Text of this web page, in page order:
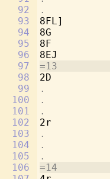
92
93
94
95
96
97
98
99
100
101
102
103
104
105
106
.
8FL]
8G
8F
8EJ
=13
2D
.
.
.
2r
.
.
.
=14